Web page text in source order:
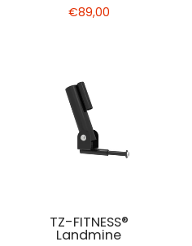
€89,00
TZ-FITNESS®
Landmine